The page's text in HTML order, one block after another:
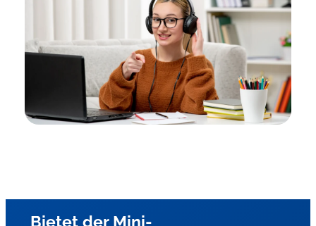
Bietet der Mini-